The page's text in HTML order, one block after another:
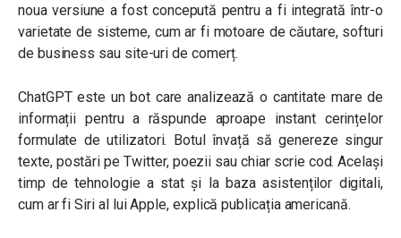
noua versiune a fost concepută pentru a fi integrată într-o
varietate de sisteme, cum ar fi motoare de căutare, softuri
de business sau site-uri de comerț.
ChatGPT este un bot care analizează o cantitate mare de
informații pentru a răspunde aproape instant cerințelor
formulate de utilizatori. Botul învață să genereze singur
texte, postări pe Twitter, poezii sau chiar scrie cod. Același
timp de tehnologie a stat și la baza asistenților digitali,
cum ar fi Siri al lui Apple, explică publicația americană.